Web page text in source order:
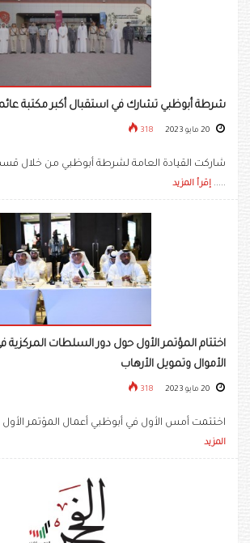
شرطة أبوظبي تشارك في استقبال أكبر مكتبة
318
شاركت القيادة العامة لشرطة أبوظبي من خلال
..... إقرأ المزيد
اختتام المؤتمر الأول حول دور السلطات
الأموال وتمويل الأرهاب
318
اختتمت أمس الأول في أبوظبي أعمال المؤتمر الأول
المزيد